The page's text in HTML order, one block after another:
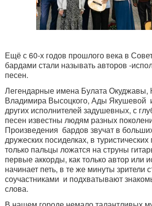
Ещё с 60-х годов прошлого века в
бардами стали называть авторов -
песен.
Легендарные имена Булата
Владимира Высоцкого, Ады Якушевой
других исполнителей задушевных, с
песен известны людям разных
Произведения бардов звучат в
дружеских посиделках, в
только пальцы ложатся на струны
первые аккорды, как только автор или
начинает петь, в те же минуты зрители
соучастниками и подхватывают
слова.